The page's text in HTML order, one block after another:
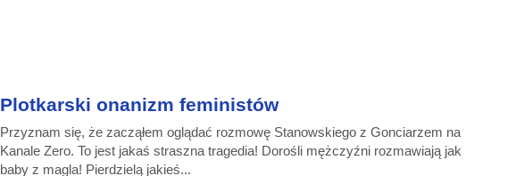
Plotkarski onanizm feministów
Przy­znam się, że za­czą­łem oglą­dać roz­mo­wę Sta­now­skie­go z Gon­cia­rzem na
Ka­na­le Ze­ro. To je­st ja­kaś stra­sz­na tra­ge­dia! Do­ro­śli męż­czyź­ni roz­ma­wia­ją jak
ba­by z ma­gla! Pier­dzie­lą ja­kieś...